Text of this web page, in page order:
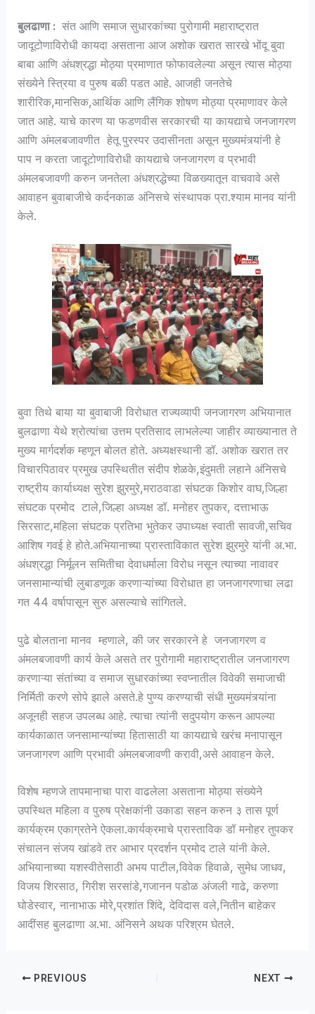
बुलढाणा : संत आणि समाज सुधारकांच्या पुरोगामी महाराष्ट्रात
जादूटोणाविरोधी कायदा असताना आज अशोक खरात सारखे भोंदू बुवा
बाबा आणि अंधश्रद्धा मोठ्या प्रमाणात फोफावलेल्या असून त्यास मोठ्या
संख्येने स्त्रिया व पुरुष बळी पडत आहे. आजही जनतेचे
शारीरिक,मानसिक,आर्थिक आणि लैंगिक शोषण मोठ्या प्रमाणावर केले
जात आहे. याचे कारण या फडणवीस सरकारची या कायद्याचे जनजागरण
आणि अंमलबजावणीत हेतू पुरस्पर उदासीनता असून मुख्यमंत्र्यांनी हे
पाप न करता जादूटोणाविरोधी कायद्याचे जनजागरण व प्रभावी
अंमलबजावणी करुन जनतेला अंधश्रद्धेच्या विळख्यातून वाचवावे असे
आवाहन बुवाबाजीचे कर्दनकाळ अंनिसचे संस्थापक प्रा.श्याम मानव यांनी
केले.
बुवा तिथे बाया या बुवाबाजी विरोधात राज्यव्यापी जनजागरण अभियानात
बुलढाणा येथे श्रोत्यांचा उत्तम प्रतिसाद लाभलेल्या जाहीर व्याख्यानात ते
मुख्य मार्गदर्शक म्हणून बोलत होते. अध्यक्षस्थानी डॉ. अशोक खरात तर
विचारपिठावर प्रमुख उपस्थितीत संदीप शेळके,इंदुमती लहाने अंनिसचे
राष्ट्रीय कार्याध्यक्ष सुरेश झुरमुरे,मराठवाडा संघटक किशोर वाघ,जिल्हा
संघटक प्रमोद टाले,जिल्हा अध्यक्ष डॉ. मनोहर तुपकर, दत्ताभाऊ
सिरसाट,महिला संघटक प्रतिभा भुतेकर उपाध्यक्ष स्वाती सावजी,सचिव
आशिष गवई हे होते.अभियानाच्या प्रास्ताविकात सुरेश झुरमुरे यांनी अ.भा.
अंधश्रद्धा निर्मूलन समितीचा देवाधर्माला विरोध नसून त्याच्या नावावर
जनसामान्यांची लुबाडणूक करणाऱ्यांच्या विरोधात हा जनजागरणाचा लढा
गत 44 वर्षापासून सुरु असल्याचे सांगितले.
पुढे बोलताना मानव म्हणाले, की जर सरकारने हे जनजागरण व
अंमलबजावणी कार्य केले असते तर पुरोगामी महाराष्ट्रातील जनजागरण
करणाऱ्या संतांच्या व समाज सुधारकांच्या स्वप्नातील विवेकी समाजाची
निर्मिती करणे सोपे झाले असते.हे पुण्य करण्याची संधी मुख्यमंत्र्यांना
अजूनही सहज उपलब्ध आहे. त्याचा त्यांनी सदुपयोग करून आपल्या
कार्यकाळात जनसामान्यांच्या हितासाठी या कायद्याचे खरंच मनापासून
जनजागरण आणि प्रभावी अंमलबजावणी करावी,असे आवाहन केले.
विशेष म्हणजे ‌तापमानाचा पारा वाढलेला असताना मोठ्या संख्येने
उपस्थित महिला व पुरुष प्रेक्षकांनी उकाडा सहन करुन ३ तास पूर्ण
कार्यक्रम एकाग्रतेने ऐकला.कार्यक्रमाचे प्रास्ताविक डॉ मनोहर तुपकर
संचालन संजय खांडवे तर आभार प्रदर्शन प्रमोद टाले यांनी केले.
अभियानाच्या यशस्वीतेसाठी अभय पाटील,विवेक हिवाळे, सुमेध जाधव,
विजय शिरसाठ, गिरीश सरसांडे,गजानन पडोळ अंजली गाढे, करुणा
घोडेस्वार, नानाभाऊ मोरे,प्रशांत शिंदे, देविदास वले,नितीन बाहेकर
आदींसह बुलढाणा अ.भा. अंनिसने अथक परिश्रम घेतले.
PREVIOUS NEXT